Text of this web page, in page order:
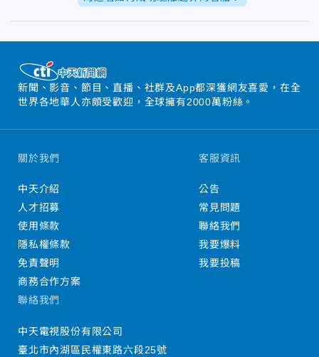
新聞、影音、節目、直播、社群及App都深獲網友喜愛，在全
世界各地華人亦頗受歡迎，全球擁有2000萬粉絲。
關於我們
中天介紹
人才招募
使用條款
隱私權條款
免責聲明
商務合作方案
客服資訊
公告
常見問題
聯絡我們
我要爆料
我要投稿
聯絡我們
中天電視股份有限公司
臺北市內湖區民權東路六段25號